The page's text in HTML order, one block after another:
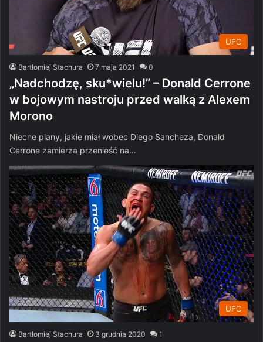
UFC
Bartłomiej Stachura 7 maja 2021 0
„Nadchodzę, sku*wielu!” – Donald Cerrone
w bojowym nastroju przed walką z Alexem
Morono
Niecne plany, jakie miał wobec Diego Sancheza, Donald
Cerrone zamierza przenieść na…
UFC
Bartłomiej Stachura 3 grudnia 2020 1